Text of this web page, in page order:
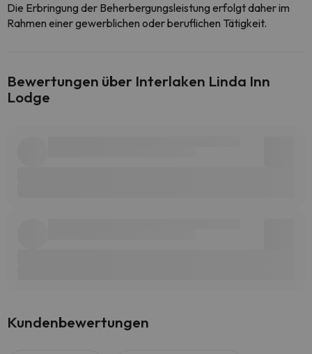
Die Erbringung der Beherbergungsleistung erfolgt daher im
Rahmen einer gewerblichen oder beruflichen Tätigkeit.
Bewertungen über Interlaken Linda Inn
Lodge
Kundenbewertungen